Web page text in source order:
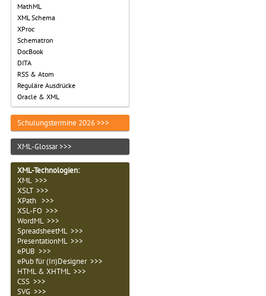
MathML
XML Schema
XProc
Schematron
DocBook
DITA
RSS & Atom
Reguläre Ausdrücke
Oracle & XML
Schulungstermine 2026 >>>
XML-Glossar >>>
XML-Technologien:
XML >>>
XSLT >>>
XPath >>>
XSL-FO >>>
WordML >>>
SpreadsheetML >>>
PresentationML >>>
ePUB >>>
ePub für (In)Designer >>>
HTML & XHTML >>>
CSS >>>
SVG >>>